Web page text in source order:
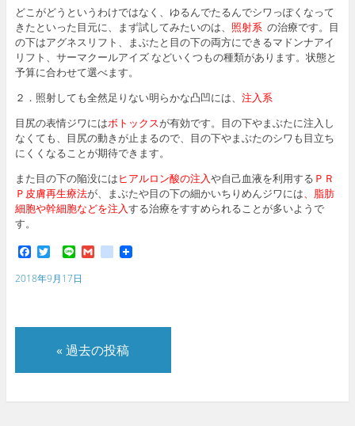
どこがどうというわけではなく、ゆるんでたるんでシワっぽくなって
きたといった目元に、まず試してみたいのは、 照射系 の治療です。目
の下はアグネスリフト、まぶたと目の下の両方にできるマドンナアイ
リフト、サーマクールアイズ などいくつもの種類があります。状態と
予算に合わせて選べます。
２．照射しても全然足りない明らかな凸凹には、 注入系
目尻の表情ジワにはボトックスが有効です。目の下やまぶたに注入し
なくても、目尻の動きが止まるので、目の下やまぶたのシワも目立ち
にくくなることが期待できます。
また目の下の陥没にはヒアルロン酸の注入や自己血液を利用する ＰＲ
Ｐ皮膚再生療法が、まぶたや目の下の細かいちりめんジワには、脂肪
細胞や幹細胞などを注入する治療をすすめられることが多いようで
す。
F
a
c
o
T
w
i
t
r
L
i
n
e
G
m
g
o
_
b
o
k
a
2018年9月17日
« 過去の投稿